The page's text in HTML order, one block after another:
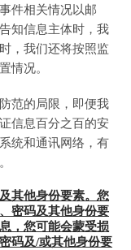
件相关情况以邮
知信息主体时，我
，我们还将按照监
情况。
范的局限，即便我
信息百分之百的安
统和通讯网络，有
其他身份要素。您
密码及其他身份要
，您可能会蒙受损
码及/或其他身份要